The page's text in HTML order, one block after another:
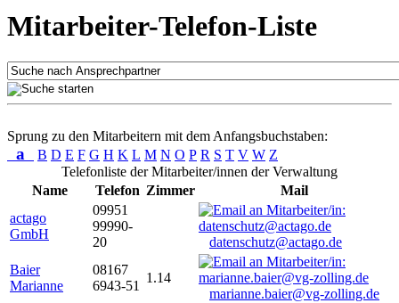
Mitarbeiter-Telefon-Liste
Sprung zu den Mitarbeitern mit dem Anfangsbuchstaben:
a B D E F G H K L M N O P R S T V W Z
Telefonliste der Mitarbeiter/innen der Verwaltung
Name
Telefon Zimmer
Mail
actago
GmbH
09951
99990-
20
datenschutz@actago.de
Baier
Marianne
08167
6943-51
1.14
marianne.baier@vg-zolling.de